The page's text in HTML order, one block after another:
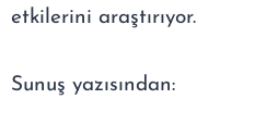
etkilerini araştırıyor.
Sunuş yazısından: